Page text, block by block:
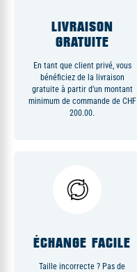
LIVRAISON
GRATUITE
En tant que client privé, vous
bénéficiez de la livraison
gratuite à partir d’un montant
minimum de commande de CHF
200.00.
ÉCHANGE FACILE
Taille incorrecte ? Pas de